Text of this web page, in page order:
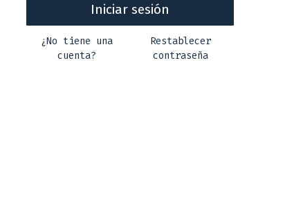
Iniciar sesión
¿No tiene una
cuenta?
Restablecer
contraseña